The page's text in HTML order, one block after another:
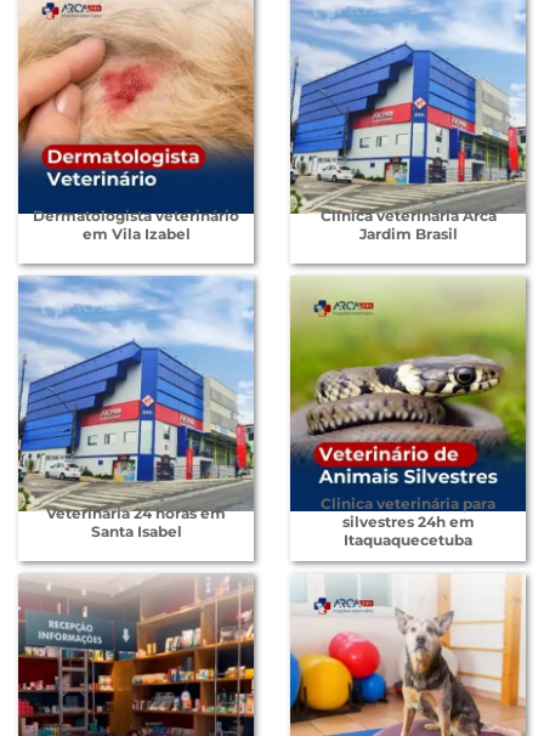
Dermatologista veterinário
em Vila Izabel
Clínica veterinária Arca
Jardim Brasil
Veterinária 24 horas em
Santa Isabel
Clinica veterinária para
silvestres 24h em
Itaquaquecetuba